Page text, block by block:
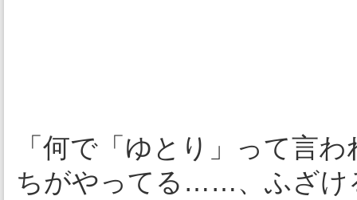
「何で「ゆとり」って言
ちがやってる……、ふざけ